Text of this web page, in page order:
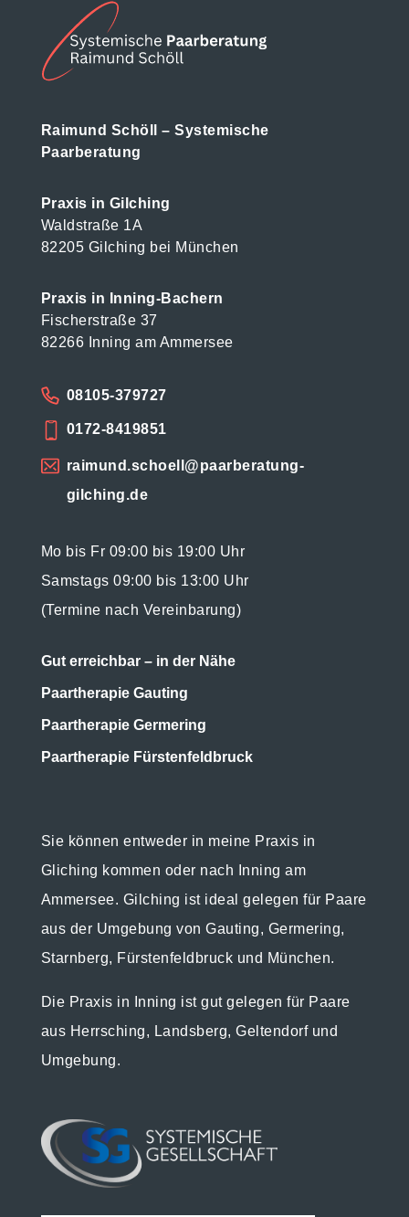
Raimund Schöll – Systemische
Paarberatung
Praxis in Gilching
Waldstraße 1A
82205 Gilching bei München
Praxis in Inning-Bachern
Fischerstraße 37
82266 Inning am Ammersee
08105-379727
0172-8419851
raimund.schoell@paarberatung-
gilching.de
Mo bis Fr 09:00 bis 19:00 Uhr
Samstags 09:00 bis 13:00 Uhr
(Termine nach Vereinbarung)
Gut erreichbar – in der Nähe
Paartherapie Gauting
Paartherapie Germering
Paartherapie Fürstenfeldbruck
Sie können entweder in meine Praxis in
Gliching kommen oder nach Inning am
Ammersee. Gilching ist ideal gelegen für Paare
aus der Umgebung von Gauting, Germering,
Starnberg, Fürstenfeldbruck und München.
Die Praxis in Inning ist gut gelegen für Paare
aus Herrsching, Landsberg, Geltendorf und
Umgebung.